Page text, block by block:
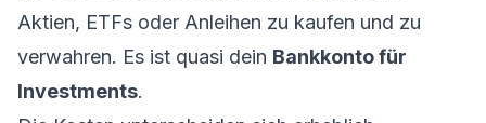
Aktien, ETFs oder Anleihen zu kaufen und zu
verwahren. Es ist quasi dein Bankkonto für
Investments.